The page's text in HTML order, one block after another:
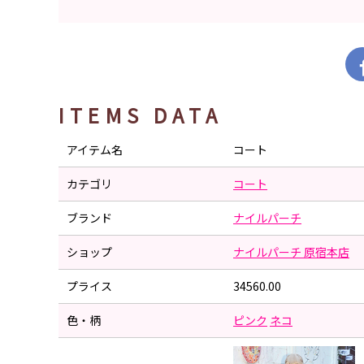
ITEMS DATA
アイテム名 コート
カテゴリ コート
ブランド ナイルパーチ
ショップ ナイルパーチ 原宿本店
プライス 34560.00
色・柄 ピンク ネコ